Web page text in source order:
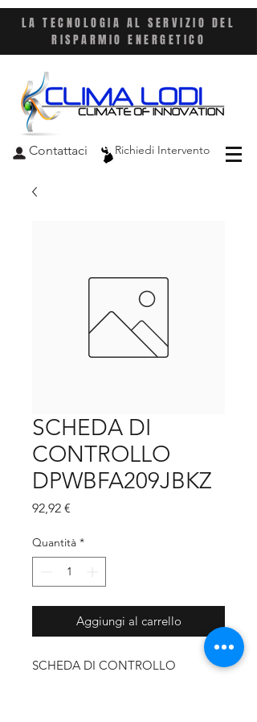
LA TECNOLOGIA AL SERVIZIO DEL
RISPARMIO ENERGETICO
Richiedi Intervento
Contattaci
SCHEDA DI
CONTROLLO
DPWBFA209JBKZ
92,92 €
Quantità *
Aggiungi al carrello
SCHEDA DI CONTROLLO